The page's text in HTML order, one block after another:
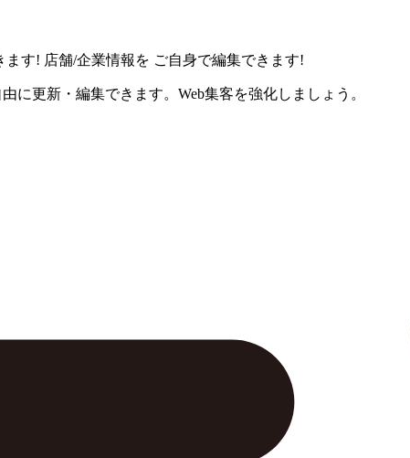
ます! 店舗/企業情報を ご自身で編集できます!
に更新・編集できます。Web集客を強化しましょう。